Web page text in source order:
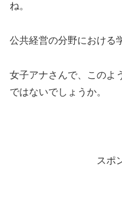
ね。
公共経営の分野における
女子アナさんで、このよ
ではないでしょうか。
スポ